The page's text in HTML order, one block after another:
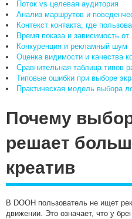
Поток vs целевая аудитория
Анализ маршрутов и
Контекст контакта, где
Время показа и зависимость от
Конкуренция и рекламный шум
Оценка видимости и качества
Сравнительная таблица типов
Типовые ошибки при выборе
Практическая модель выбора
Почему
решает
креатив
В DOOH пользователь не ищет
движении. Это означает, что у